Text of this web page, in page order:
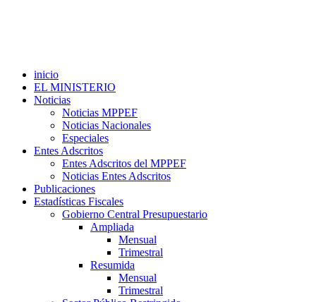
inicio
EL MINISTERIO
Noticias
Noticias MPPEF
Noticias Nacionales
Especiales
Entes Adscritos
Entes Adscritos del MPPEF
Noticias Entes Adscritos
Publicaciones
Estadísticas Fiscales
Gobierno Central Presupuestario
Ampliada
Mensual
Trimestral
Resumida
Mensual
Trimestral